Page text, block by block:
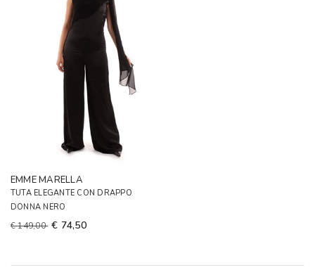
EMME MARELLA
TUTA ELEGANTE CON DRAPPO
DONNA NERO
€ 149,00 € 74,50